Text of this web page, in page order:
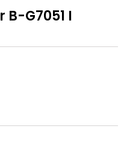
G7051 I